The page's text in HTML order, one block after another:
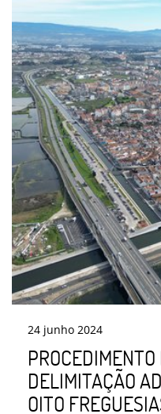
24 junho 2024
DELIMITAÇÃO
OITO